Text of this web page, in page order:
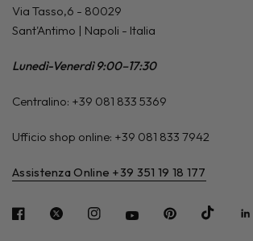
Via Tasso,6 - 80029
Sant'Antimo | Napoli - Italia
Lunedì-Venerdì 9:00–17:30
Centralino: +39 081 833 5369
Ufficio shop online: +39 081 833 7942
Assistenza Online +39 351 19 18 177